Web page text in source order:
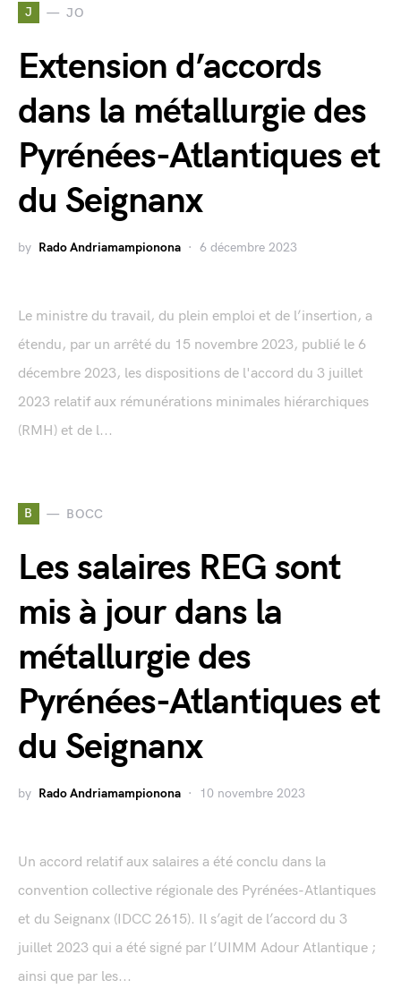
J JO
Extension d’accords
dans la métallurgie des
Pyrénées-Atlantiques et
du Seignanx
by Rado Andriamampionona 6 décembre 2023
Le ministre du travail, du plein emploi et de l’insertion, a
étendu, par un arrêté du 15 novembre 2023, publié le 6
décembre 2023, les dispositions de l'accord du 3 juillet
2023 relatif aux rémunérations minimales hiérarchiques
(RMH) et de l...
B BOCC
Les salaires REG sont
mis à jour dans la
métallurgie des
Pyrénées-Atlantiques et
du Seignanx
by Rado Andriamampionona 10 novembre 2023
Un accord relatif aux salaires a été conclu dans la
convention collective régionale des Pyrénées-Atlantiques
et du Seignanx (IDCC 2615). Il s’agit de l’accord du 3
juillet 2023 qui a été signé par l’UIMM Adour Atlantique ;
ainsi que par les...